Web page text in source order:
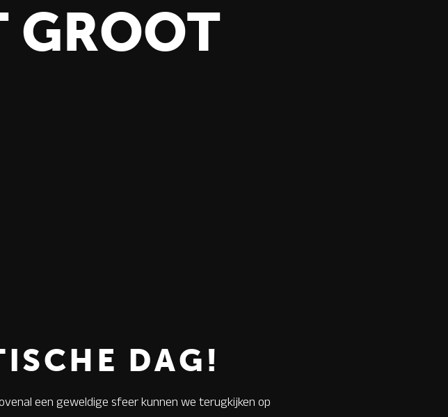
GROOT
DAG!
een geweldige sfeer kunnen we terugkijken op